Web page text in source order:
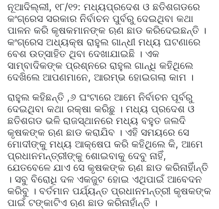
ନୂଆଦିଲ୍ଲୀ, ୧୮/୧୨: ମଧ୍ୟପ୍ରଦେଶ ଓ ଛତିଶଗଡରେ
କଂଗ୍ରେସ ସରକାର ନିର୍ବାଚନ ପୁର୍ବରୁ ଦେଇଥିବା କଥା
ପାଳନ କରି କୃଷକମାନଙ୍କ ଋଣ ଛାଡ କରିଦେଇଛନ୍ତି ।
କଂଗ୍ରେସ ଅଧ୍ୟକ୍ଷ ରାହୁଲ ଗାନ୍ଧୀ ମଧ୍ୟ ଘଟଣାରେ
ବେଶ ଉତ୍ସାହିତ ଥିବା ଦେଖାଯାଇଛି । ଏକ
ସାମ୍ବାଦିକଙ୍କ ପ୍ରଶ୍ନରେ ରାହୁଲ ଗାନ୍ଧି କହିଥିଲେ
ଦେଖିଲେ ଆପଣମାନେ, ଆରମ୍ଭ ହୋଇଗଲା କାମ ।
ରାହୁଲ କହିଛନ୍ତି ,୬ ଘଂଟାରେ ଆମେ ନିର୍ବାଚନ ପୂର୍ବରୁ
ଦେଇଥିବା କଥା ରକ୍ଷା କରିଛୁ । ମଧ୍ୟ ପ୍ରଦେଶ ଓ
ଛତିଶଗଡ ଭଳି ରାଜସ୍ଥାନରେ ମଧ୍ୟ ବହୁତ ଜଲଦି
କୃଷକଙ୍କ ଋଣ ଛାଡ କରାଯିବ । ଏହି ସମୟରେ ସେ
ମୋଦୀଙ୍କୁ ମଧ୍ୟ ଆକ୍ଷେପ କରି କହିଥିଲେ କି, ଆମେ
ପ୍ରଧାନମନ୍ତ୍ରୀଙ୍କୁ ଶୋଇବାକୁ ଦେବୁ ନାହିଁ,
ଯେତବେଳେ ଯାଏ ସେ କୃଷକଙ୍କ ଋଣ ଛାଡ କରିନାହିାଁନ୍ତି
। ସବୁ ବିରୋଧି ଦଳ ଏକଜୁଟ ହୋଇ ଏଥିପାଇଁ ଆବେଦନ
କରିବୁ । ବର୍ତମାନ ପର୍ଯ୍ୟନ୍ତ ପ୍ରଧାନମନ୍ତ୍ରୀ କୃଷକଙ୍କ
ପାଇଁ ଟଙ୍କାଟିଏ ଋଣ ଛାଡ କରିନାହାଁନ୍ତି ।